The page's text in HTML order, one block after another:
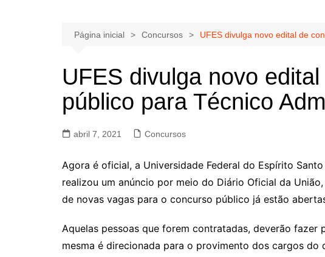
Página inicial Concursos UFES divulga novo edital de
UFES divulga novo
público para Técnico
abril 7, 2021 Concursos
Agora é oficial, a Universidade Federal do Espírito
realizou um anúncio por meio do Diário Oficial da
de novas vagas para o concurso público já estão
Aquelas pessoas que forem contratadas, deverão fazer
mesma é direcionada para o provimento dos cargos